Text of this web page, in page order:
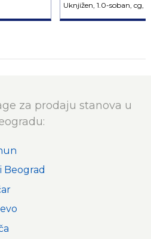
Uknjižen, 1.0-soban, cg,
za prodaju stanova u
Beograd